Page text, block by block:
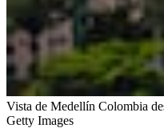
Vista de Medellín Colombia
Getty Images